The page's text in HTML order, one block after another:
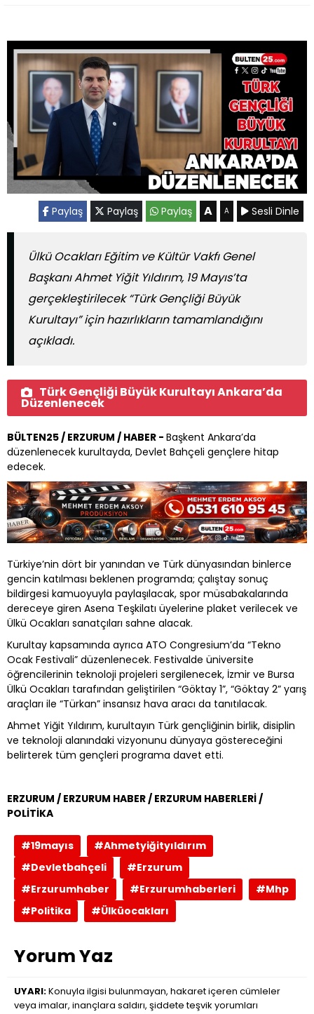
Paylaş Paylaş Paylaş A A Sesli Dinle
Ülkü Ocakları Eğitim ve Kültür Vakfı Genel
Başkanı Ahmet Yiğit Yıldırım, 19 Mayıs’ta
gerçekleştirilecek “Türk Gençliği Büyük
Kurultayı” için hazırlıkların tamamlandığını
açıkladı.
Türk Gençliği Büyük Kurultayı Ankara’da
Düzenlenecek
BÜLTEN25 / ERZURUM / HABER - Başkent Ankara’da
düzenlenecek kurultayda, Devlet Bahçeli gençlere hitap
edecek.
Türkiye’nin dört bir yanından ve Türk dünyasından binlerce
gencin katılması beklenen programda; çalıştay sonuç
bildirgesi kamuoyuyla paylaşılacak, spor müsabakalarında
dereceye giren Asena Teşkilatı üyelerine plaket verilecek ve
Ülkü Ocakları sanatçıları sahne alacak.
Kurultay kapsamında ayrıca ATO Congresium’da “Tekno
Ocak Festivali” düzenlenecek. Festivalde üniversite
öğrencilerinin teknoloji projeleri sergilenecek, İzmir ve Bursa
Ülkü Ocakları tarafından geliştirilen “Göktay 1”, “Göktay 2” yarış
araçları ile “Türkan” insansız hava aracı da tanıtılacak.
Ahmet Yiğit Yıldırım, kurultayın Türk gençliğinin birlik, disiplin
ve teknoloji alanındaki vizyonunu dünyaya göstereceğini
belirterek tüm gençleri programa davet etti.
ERZURUM / ERZURUM HABER / ERZURUM HABERLERİ /
POLİTİKA
#19mayıs
#Ahmetyiğityıldırım
#Devletbahçeli
#Erzurum
#Erzurumhaber
#Erzurumhaberleri
#Mhp
#Politika
#Ülküocakları
Yorum Yaz
UYARI:Konuyla ilgisi bulunmayan, hakaret içeren cümleler
veya imalar, inançlara saldırı, şiddete teşvik yorumları